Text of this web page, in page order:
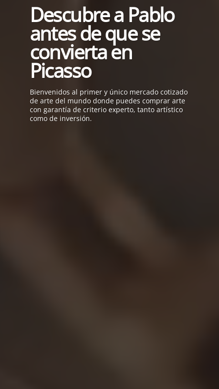
Descubre a Pablo
antes de que se
convierta en
Picasso
Bienvenidos al primer y único mercado cotizado
de arte del mundo donde puedes comprar arte
con garantía de criterio experto, tanto artístico
como de inversión.